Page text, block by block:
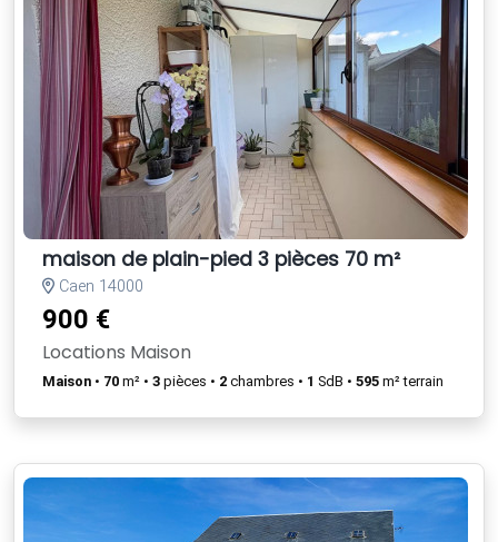
maison de plain-pied 3 pièces 70 m²
Caen 14000
900 €
Locations Maison
Maison • 70 m² • 3 pièces • 2 chambres • 1 SdB • 595 m² terrain